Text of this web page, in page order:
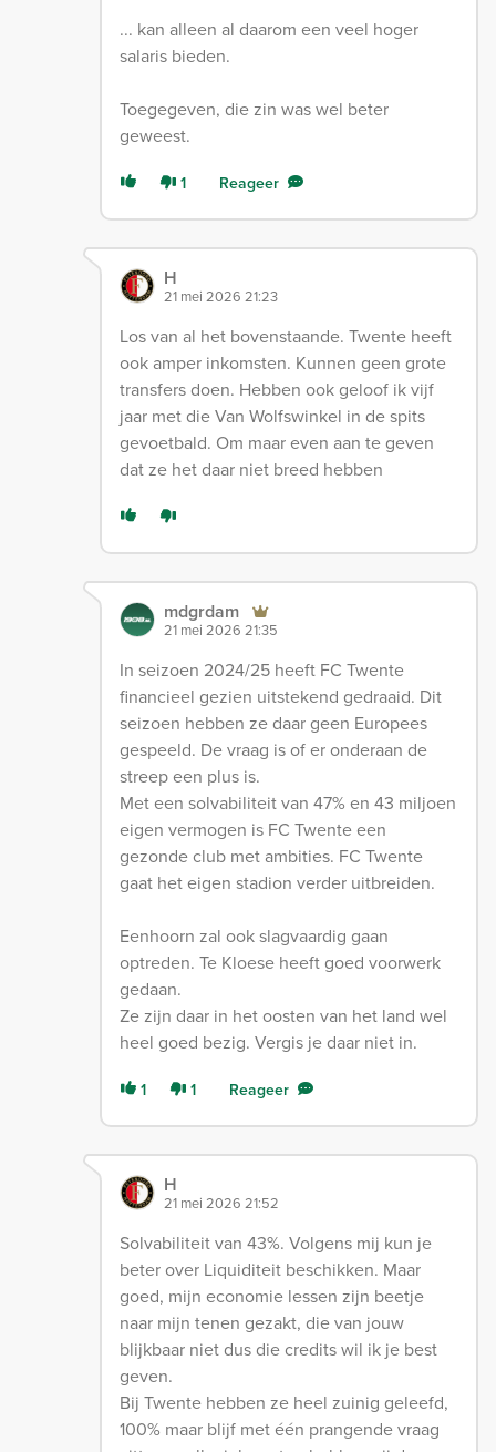
... kan alleen al daarom een veel hoger
salaris bieden.
Toegegeven, die zin was wel beter
geweest.
1 Reageer
H
21 mei 2026 21:23
Los van al het bovenstaande. Twente heeft
ook amper inkomsten. Kunnen geen grote
transfers doen. Hebben ook geloof ik vijf
jaar met die Van Wolfswinkel in de spits
gevoetbald. Om maar even aan te geven
dat ze het daar niet breed hebben
mdgrdam
21 mei 2026 21:35
In seizoen 2024/25 heeft FC Twente
financieel gezien uitstekend gedraaid. Dit
seizoen hebben ze daar geen Europees
gespeeld. De vraag is of er onderaan de
streep een plus is.
Met een solvabiliteit van 47% en 43 miljoen
eigen vermogen is FC Twente een
gezonde club met ambities. FC Twente
gaat het eigen stadion verder uitbreiden.
Eenhoorn zal ook slagvaardig gaan
optreden. Te Kloese heeft goed voorwerk
gedaan.
Ze zijn daar in het oosten van het land wel
heel goed bezig. Vergis je daar niet in.
1 1 Reageer
H
21 mei 2026 21:52
Solvabiliteit van 43%. Volgens mij kun je
beter over Liquiditeit beschikken. Maar
goed, mijn economie lessen zijn beetje
naar mijn tenen gezakt, die van jouw
blijkbaar niet dus die credits wil ik je best
geven.
Bij Twente hebben ze heel zuinig geleefd,
100% maar blijf met één prangende vraag